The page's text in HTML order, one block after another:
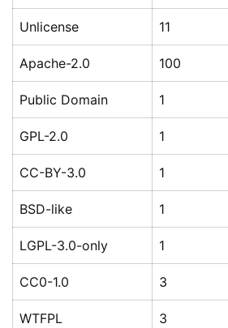
Unlicense 11
Apache-2.0 100
Public Domain 1
GPL-2.0 1
CC-BY-3.0 1
BSD-like 1
LGPL-3.0-only 1
CC0-1.0 3
WTFPL 3